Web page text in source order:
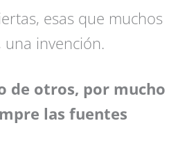
esas que muchos
invención.
de otros, por mucho
las fuentes